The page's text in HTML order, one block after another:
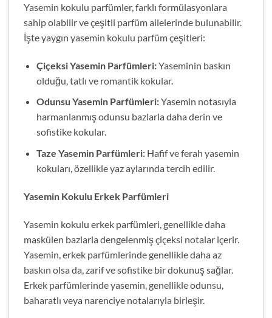
Yasemin kokulu parfümler, farklı formülasyonlara
sahip olabilir ve çeşitli parfüm ailelerinde bulunabilir.
İşte yaygın yasemin kokulu parfüm çeşitleri:
Çiçeksi Yasemin Parfümleri:Yaseminin baskın
olduğu, tatlı ve romantik kokular.
Odunsu Yasemin Parfümleri:Yasemin notasıyla
harmanlanmış odunsu bazlarla daha derin ve
sofistike kokular.
Taze Yasemin Parfümleri:Hafif ve ferah yasemin
kokuları, özellikle yaz aylarında tercih edilir.
Yasemin Kokulu Erkek Parfümleri
Yasemin kokulu erkek parfümleri, genellikle daha
maskülen bazlarla dengelenmiş çiçeksi notalar içerir.
Yasemin, erkek parfümlerinde genellikle daha az
baskın olsa da, zarif ve sofistike bir dokunuş sağlar.
Erkek parfümlerinde yasemin, genellikle odunsu,
baharatlı veya narenciye notalarıyla birleşir.